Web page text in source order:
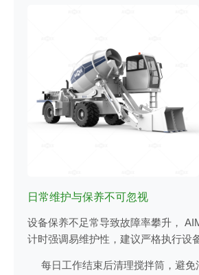
日常维护与保养不可忽视
设备保养不足常导致故障率攀升，
计时强调易维护性，建议严格执行设
每日工作结束后清理搅拌筒，避免